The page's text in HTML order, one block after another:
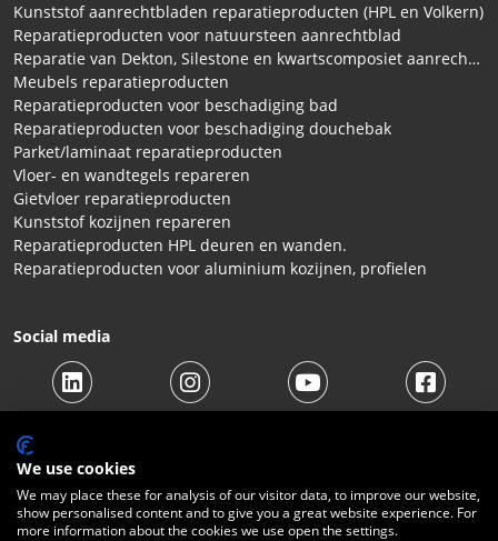
Kunststof aanrechtbladen reparatieproducten (HPL en Volkern)
Reparatieproducten voor natuursteen aanrechtblad
Reparatie van Dekton, Silestone en kwartscomposiet aanrechtbladen
Meubels reparatieproducten
Reparatieproducten voor beschadiging bad
Reparatieproducten voor beschadiging douchebak
Parket/laminaat reparatieproducten
Vloer- en wandtegels repareren
Gietvloer reparatieproducten
Kunststof kozijnen repareren
Reparatieproducten HPL deuren en wanden.
Reparatieproducten voor aluminium kozijnen, profielen
Social media
© 2026 Beltraco Benelux B.V. |Algemene voorwaarden
We use cookies
We may place these for analysis of our visitor data, to improve our website,
show personalised content and to give you a great website experience. For
more information about the cookies we use open the settings.